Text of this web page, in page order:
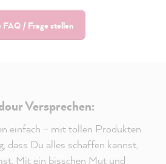
FAQ / Frage stellen
Versprechen:
einfach – mit tollen Produkten
dass Du alles schaffen kannst,
Mit ein bisschen Mut und